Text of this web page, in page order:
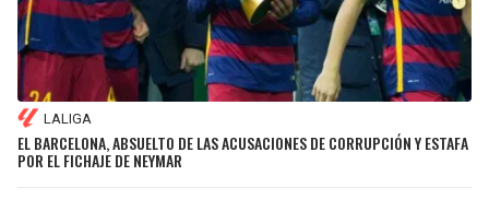
LALIGA
EL BARCELONA, ABSUELTO DE LAS ACUSACIONES DE CORRUPCIÓN Y ESTAFA
POR EL FICHAJE DE NEYMAR